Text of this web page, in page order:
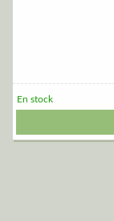
En stock